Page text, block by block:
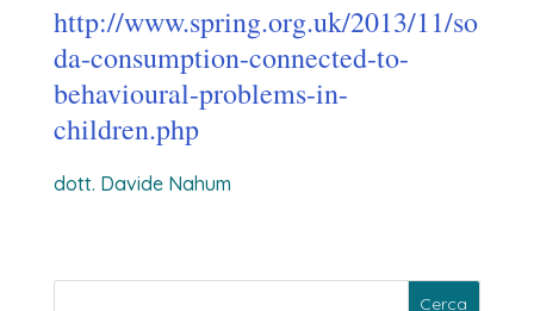
http://www.spring.org.uk/2013/11/so
da-consumption-connected-to-
behavioural-problems-in-
children.php
dott. Davide Nahum